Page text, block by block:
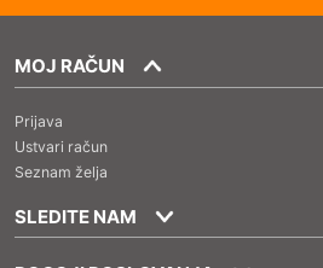
MOJ RAČUN
Prijava
Ustvari račun
Seznam želja
SLEDITE NAM